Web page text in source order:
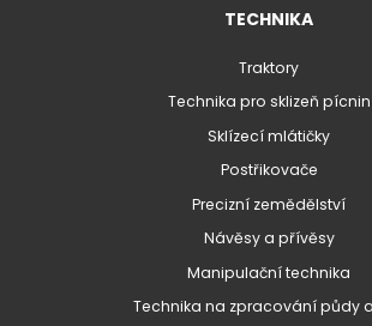
TECHNIKA
Traktory
Technika pro sklizeň pícnin
Sklízecí mlátičky
Postřikovače
Precizní zemědělství
Návěsy a přívěsy
Manipulační technika
Technika na zpracování půdy